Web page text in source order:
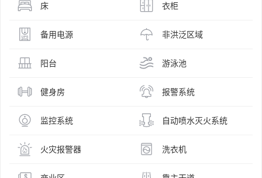
床 衣柜
备用电源 非洪泛区域
阳台 游泳池
健身房 报警系统
监控系统 自动喷水灭火系统
火灾报警器 洗衣机